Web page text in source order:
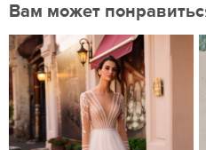
Вам может